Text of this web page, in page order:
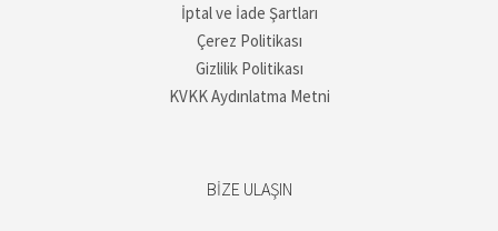
İptal ve İade Şartları
Çerez Politikası
Gizlilik Politikası
KVKK Aydınlatma Metni
BIZE ULAŞIN